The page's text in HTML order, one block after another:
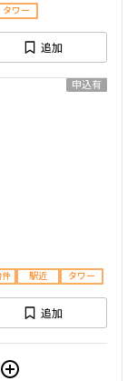
タワー
追加
申込有
件 駅近 タワー
追加